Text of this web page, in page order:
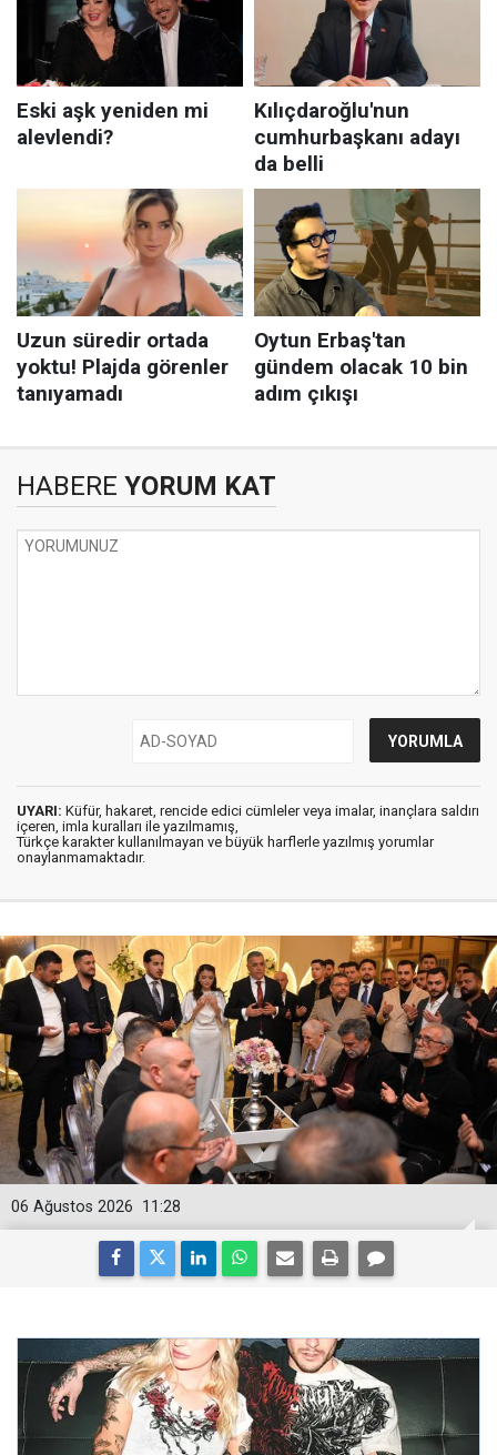
HABERE YORUM KAT
UYARI: Küfür, hakaret, rencide edici cümleler veya imalar, inançlara saldırı
içeren, imla kuralları ile yazılmamış,
Türkçe karakter kullanılmayan ve büyük harflerle yazılmış yorumlar
onaylanmamaktadır.
11:28
06 Ağustos 2026